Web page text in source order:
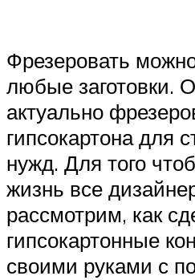
Фрезеровать
любые заготовки.
актуально
гипсокартона для
нужд. Для того
жизнь все
рассмотрим, как
гипсокартонные
своими руками с